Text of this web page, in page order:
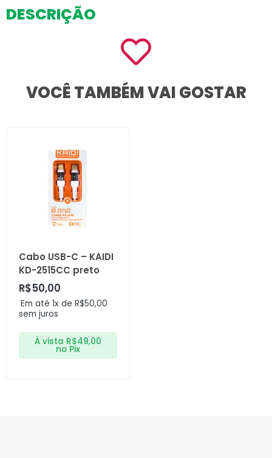
DESCRIÇÃO
VOCÊ TAMBÉM VAI GOSTAR
Cabo USB-C – KAIDI
KD-2515CC preto
R$50,00
Em até 1x deR$50,00
sem juros
À vista R$49,00
no Pix